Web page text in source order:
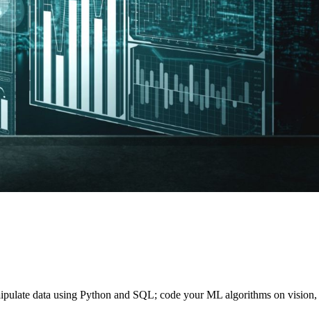
data using Python and SQL; code your ML algorithms on vision,